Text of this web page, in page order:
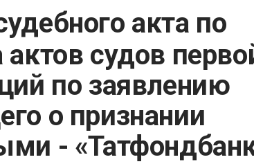
акта по
судов
по заявлению
о признании
-